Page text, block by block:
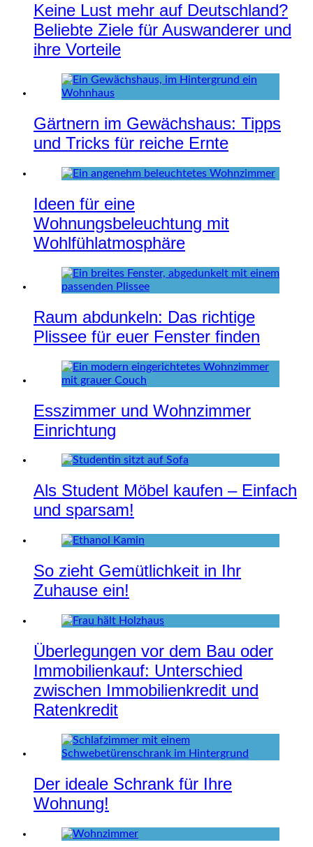
Keine Lust mehr auf Deutschland?
Beliebte Ziele für Auswanderer und
ihre Vorteile
Gärtnern im Gewächshaus: Tipps
und Tricks für reiche Ernte
Ideen für eine
Wohnungsbeleuchtung mit
Wohlfühlatmosphäre
Raum abdunkeln: Das richtige
Plissee für euer Fenster finden
Esszimmer und Wohnzimmer
Einrichtung
Als Student Möbel kaufen – Einfach
und sparsam!
So zieht Gemütlichkeit in Ihr
Zuhause ein!
Überlegungen vor dem Bau oder
Immobilienkauf: Unterschied
zwischen Immobilienkredit und
Ratenkredit
Der ideale Schrank für Ihre
Wohnung!